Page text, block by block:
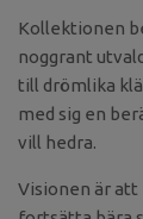
Kollektionen
noggrant
till drömlika
med sig en
vill hedra.
Visionen är att